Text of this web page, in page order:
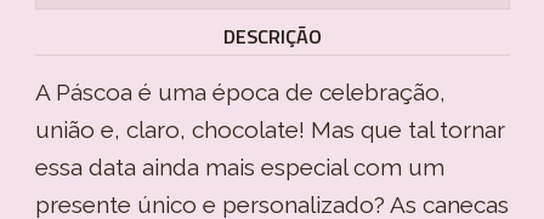
DESCRIÇÃO
A Páscoa é uma época de celebração,
união e, claro, chocolate! Mas que tal tornar
essa data ainda mais especial com um
presente único e personalizado? As canecas